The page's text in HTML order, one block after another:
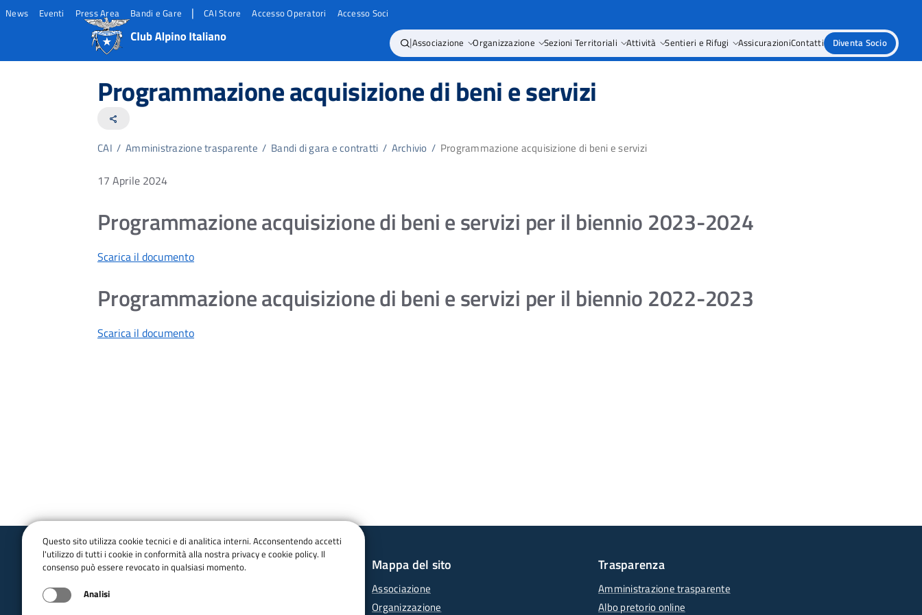
News Eventi Press Area Bandi e Gare | CAI Store Accesso Operatori Accesso Soci
|Associazione Organizzazione Sezioni Territoriali Attività Sentieri e Rifugi AssicurazioniContatti Diventa Socio
Programmazione acquisizione di beni e servizi
share
CAI / Amministrazione trasparente / Bandi di gara e contratti / Archivio / Programmazione acquisizione di beni e servizi
17 Aprile 2024
Programmazione acquisizione di beni e servizi per il biennio 2023-2024
Scarica il documento
Programmazione acquisizione di beni e servizi per il biennio 2022-2023
Scarica il documento
Mappa del sito
Associazione
Organizzazione
Trasparenza
Amministrazione trasparente
Albo pretorio online
Questo sito utilizza cookie tecnici e di analitica interni. Acconsentendo accetti
l'utilizzo di tutti i cookie in conformità alla nostra privacy e cookie policy. Il
consenso può essere revocato in qualsiasi momento.
Analisi